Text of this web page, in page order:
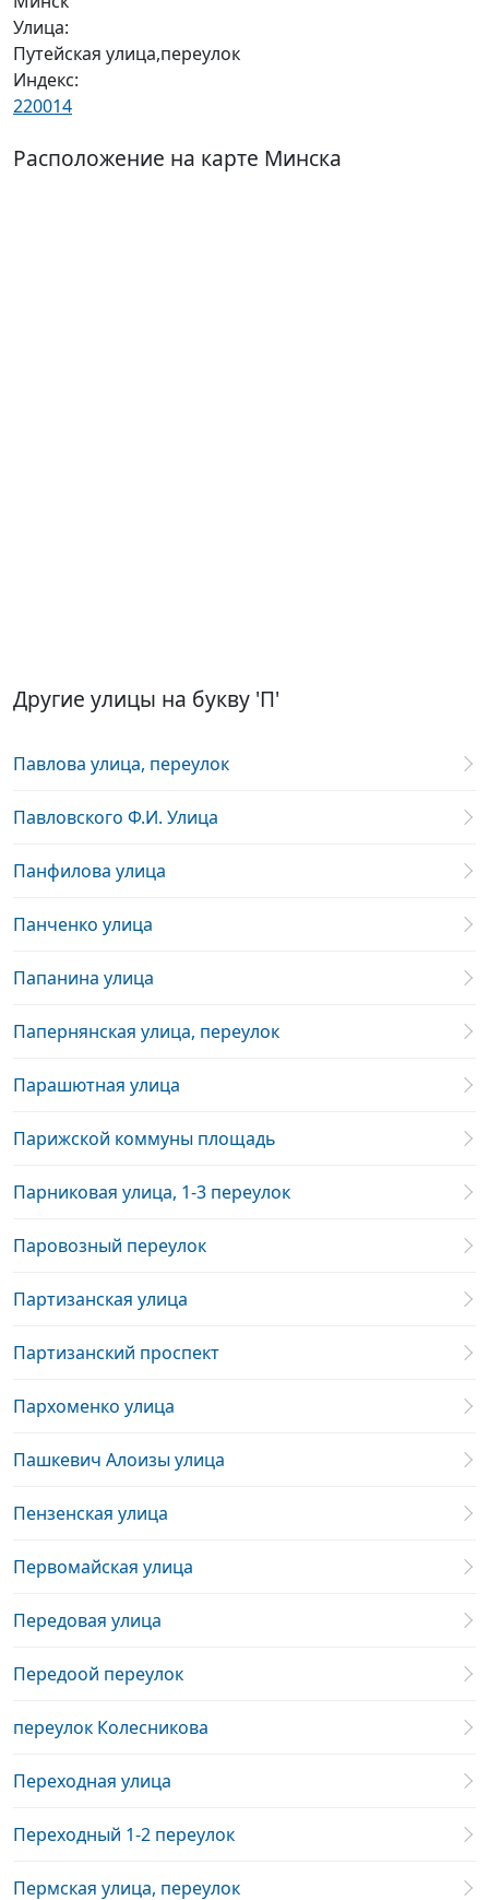
Улица:
Путейская улица,переулок
Индекс:
220014
Расположение на карте Минска
Другие улицы на букву 'П'
Павлова улица, переулок
Павловского Ф.И. Улица
Панфилова улица
Панченко улица
Папанина улица
Папернянская улица, переулок
Парашютная улица
Парижской коммуны площадь
Парниковая улица, 1-3 переулок
Паровозный переулок
Партизанская улица
Партизанский проспект
Пархоменко улица
Пашкевич Алоизы улица
Пензенская улица
Первомайская улица
Передовая улица
Передоой переулок
переулок Колесникова
Переходная улица
Переходный 1-2 переулок
Пермская улица, переулок